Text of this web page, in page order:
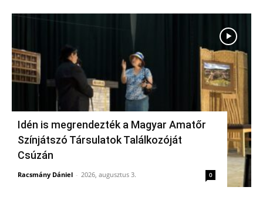
Idén is megrendezték a Magyar Amatőr
Színjátszó Társulatok Találkozóját
Csúzán
Racsmány Dániel - 2026, augusztus 3. 0